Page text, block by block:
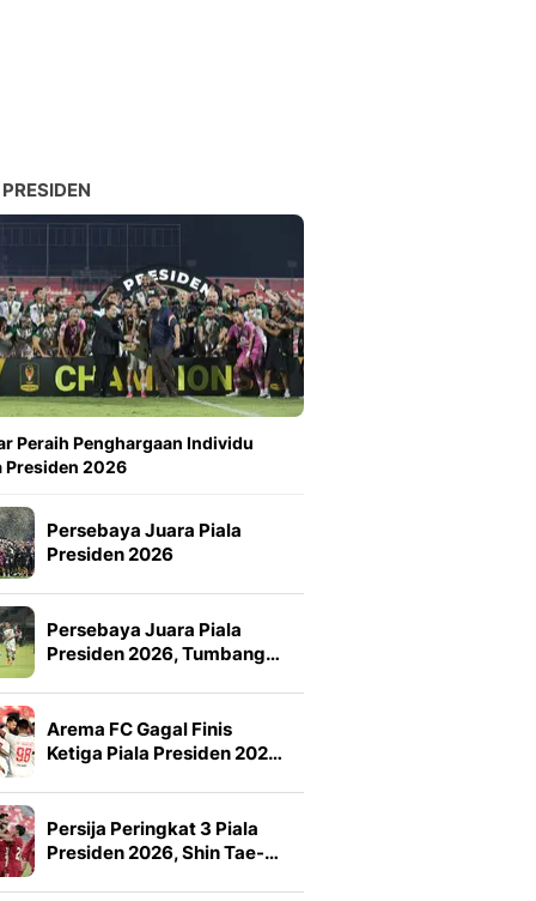
Peraih Penghargaan Individu
Presiden 2026
Persebaya Juara Piala
Presiden 2026
Persebaya Juara Piala
Presiden 2026, Tumbang…
Arema FC Gagal Finis
Ketiga Piala Presiden 202…
Persija Peringkat 3 Piala
Presiden 2026, Shin Tae-…